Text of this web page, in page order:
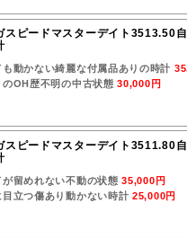
スピードマスターデイト3513.50
も動かない綺麗な付属品ありの時計
のOH歴不明の中古状態30,000円
スピードマスターデイト3511.80
が留めれない不動の状態35,000円
目立つ傷あり動かない時計25,000円